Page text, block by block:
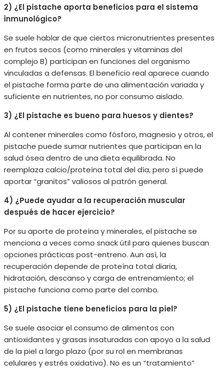
2) ¿El pistache aporta beneficios para el sistema
inmunológico?
Se suele hablar de que ciertos micronutrientes presentes
en frutos secos (como minerales y vitaminas del
complejo B) participan en funciones del organismo
vinculadas a defensas. El beneficio real aparece cuando
el pistache forma parte de una alimentación variada y
suficiente en nutrientes, no por consumo aislado.
3) ¿El pistache es bueno para huesos y dientes?
Al contener minerales como fósforo, magnesio y otros, el
pistache puede sumar nutrientes que participan en la
salud ósea dentro de una dieta equilibrada. No
reemplaza calcio/proteína total del día, pero sí puede
aportar “granitos” valiosos al patrón general.
4) ¿Puede ayudar a la recuperación muscular
después de hacer ejercicio?
Por su aporte de proteína y minerales, el pistache se
menciona a veces como snack útil para quienes buscan
opciones prácticas post-entreno. Aun así, la
recuperación depende de proteína total diaria,
hidratación, descanso y carga de entrenamiento; el
pistache funciona como parte del combo.
5) ¿El pistache tiene beneficios para la piel?
Se suele asociar el consumo de alimentos con
antioxidantes y grasas insaturadas con apoyo a la salud
de la piel a largo plazo (por su rol en membranas
celulares y estrés oxidativo). No es un “tratamiento”